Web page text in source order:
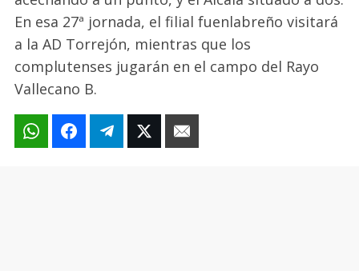
En esa 27ª jornada, el filial fuenlabreño visitará
a la AD Torrejón, mientras que los
complutenses jugarán en el campo del Rayo
Vallecano B.